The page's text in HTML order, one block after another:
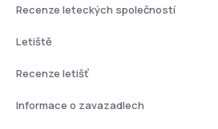
Recenze leteckých společností
Letiště
Recenze letišť
Informace o zavazadlech